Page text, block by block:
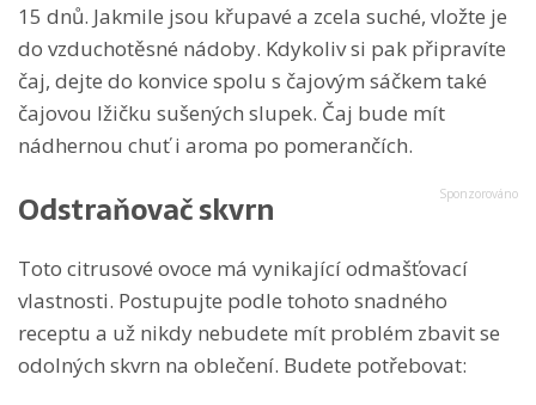
15 dnů. Jakmile jsou křupavé a zcela suché, vložte je
do vzduchotěsné nádoby. Kdykoliv si pak připravíte
čaj, dejte do konvice spolu s čajovým sáčkem také
čajovou lžičku sušených slupek. Čaj bude mít
nádhernou chuť i aroma po pomerančích.
Odstraňovač skvrn
Toto citrusové ovoce má vynikající odmašťovací
vlastnosti. Postupujte podle tohoto snadného
receptu a už nikdy nebudete mít problém zbavit se
odolných skvrn na oblečení. Budete potřebovat: